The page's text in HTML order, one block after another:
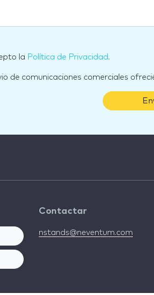
la Política de Privacidad.
de comunicaciones comerciales
Contactar
nstands@neventum.com